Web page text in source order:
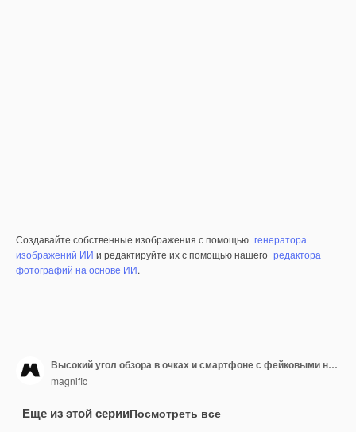
Создавайте собственные изображения с помощью генератора
изображений ИИ и редактируйте их с помощью нашего редактора
фотографий на основе ИИ.
Высокий угол обзора в очках и смартфоне с фейковыми новостями
magnific
Еще из этой серииПосмотреть все